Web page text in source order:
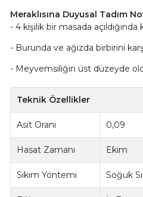
Meraklısına Duyusal Tadım
- 4 kişilik bir masada
- Burunda ve ağızda birbirini
- Meyvemsiliğin üst düzeyde
Teknik Özellikler
Asit Oranı 0,09
Hasat Zamanı Ekim
Sıkım Yöntemi Soğuk